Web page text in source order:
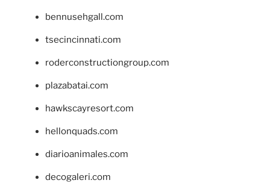
bennusehgall.com
tsecincinnati.com
roderconstructiongroup.com
plazabatai.com
hawkscayresort.com
hellonquads.com
diarioanimales.com
decogaleri.com